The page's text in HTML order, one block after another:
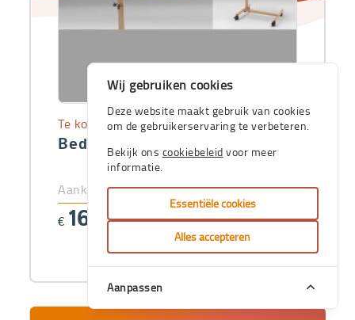
Bedtafel Burmeier Server Duo
Te koop
Aankoopprijs
€ 161 ,10
Wij gebruiken cookies
Deze website maakt gebruik van cookies
om de gebruikerservaring te verbeteren.
Bekijk ons cookiebeleid voor meer
informatie.
Essentiële cookies
Alles accepteren
Aanpassen